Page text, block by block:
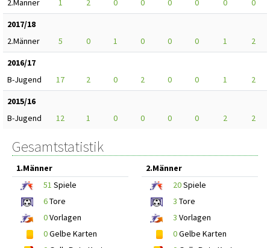
2.Männer
1 2 0 0 0 0 0
0
2017/18
2.Männer
5 0 1 0 0 0 1
2
2016/17
B-Jugend
17 2 0 2 0 0 1
2
2015/16
B-Jugend
12 1 0 0 0 0 2 2
Gesamtstatistik
1.Männer
51 Spiele
6Tore
0Vorlagen
0Gelbe Karten
2.Männer
20Spiele
3 Tore
3 Vorlagen
0Gelbe Karten